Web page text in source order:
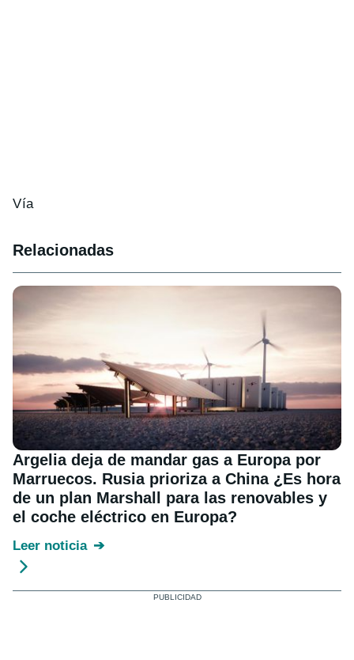
Vía
Relacionadas
Argelia deja de mandar gas a Europa por
Marruecos. Rusia prioriza a China ¿Es hora
de un plan Marshall para las renovables y
el coche eléctrico en Europa?
Leer noticia